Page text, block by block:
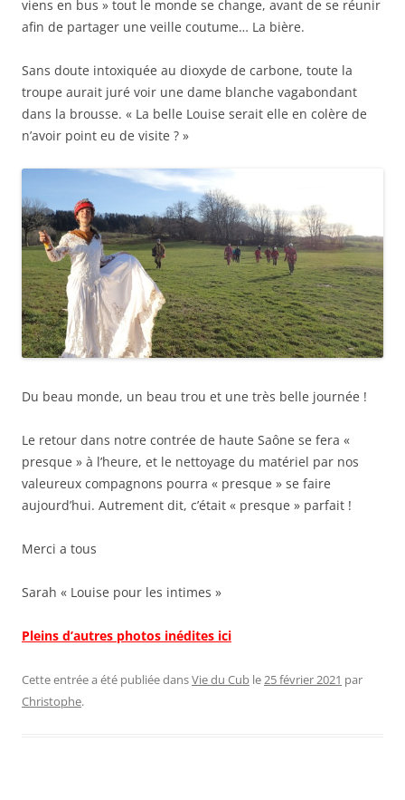
viens en bus » tout le monde se change, avant de se réunir
afin de partager une veille coutume… La bière.
Sans doute intoxiquée au dioxyde de carbone, toute la
troupe aurait juré voir une dame blanche vagabondant
dans la brousse. « La belle Louise serait elle en colère de
n’avoir point eu de visite ? »
Du beau monde, un beau trou et une très belle journée !
Le retour dans notre contrée de haute Saône se fera «
presque » à l’heure, et le nettoyage du matériel par nos
valeureux compagnons pourra « presque » se faire
aujourd’hui. Autrement dit, c’était « presque » parfait !
Merci a tous
Sarah « Louise pour les intimes »
Pleins d’autres photos inédites ici
Cette entrée a été publiée dansVie du Cub le25 février 2021 par
Christophe.